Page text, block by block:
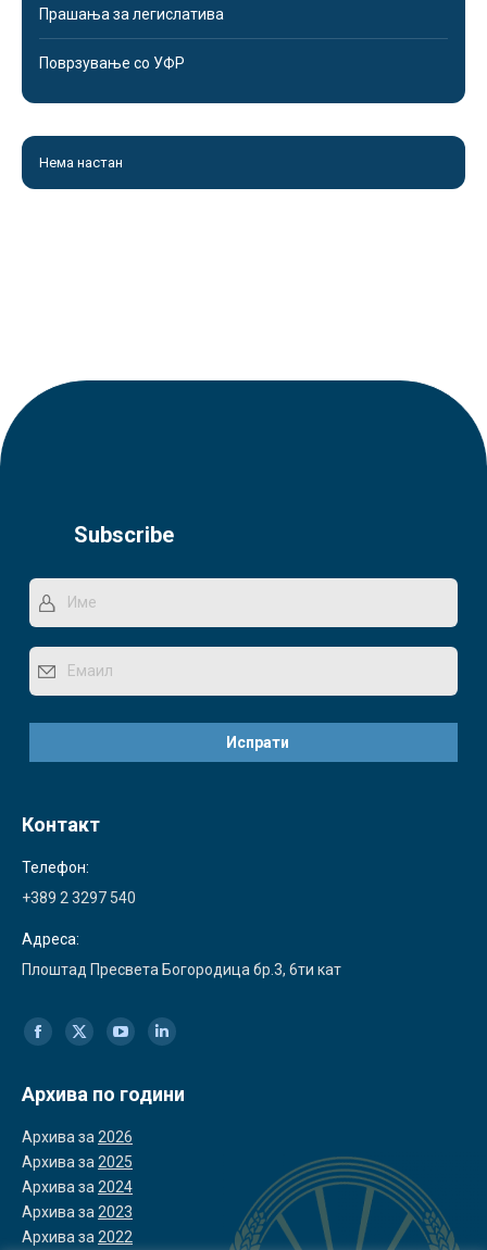
Прашања за легислатива
Поврзување со УФР
Нема настан
Subscribe
Контакт
Телефон:
+389 2 3297 540
Адреса:
Плоштад Пресвета Богородица бр.3, 6ти кат
Find us on:
Facebook
page
in
new
window
X
page
in
new
window
YouTube
page
in
new
window
Linkedin
page
window
Архива по години
Архива за 2026
Архива за 2025
Архива за 2024
Архива за 2023
Архива за 2022